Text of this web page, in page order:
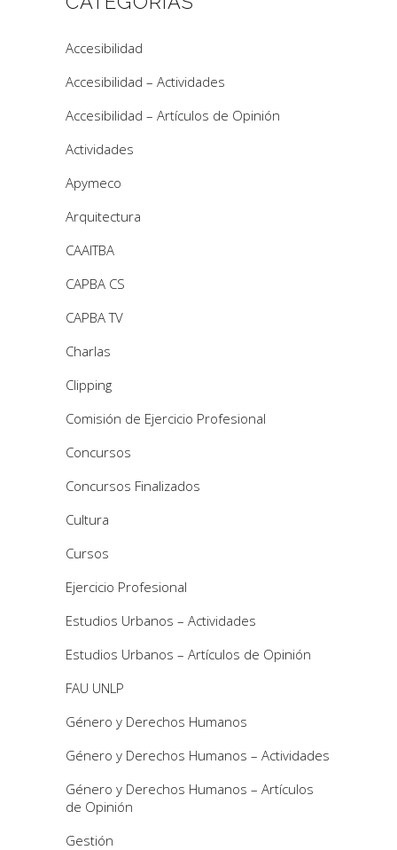
Accesibilidad
Accesibilidad – Actividades
Accesibilidad – Artículos de Opinión
Actividades
Apymeco
Arquitectura
CAAITBA
CAPBA CS
CAPBA TV
Charlas
Clipping
Comisión de Ejercicio Profesional
Concursos
Concursos Finalizados
Cultura
Cursos
Ejercicio Profesional
Estudios Urbanos – Actividades
Estudios Urbanos – Artículos de Opinión
FAU UNLP
Género y Derechos Humanos
Género y Derechos Humanos – Actividades
Género y Derechos Humanos – Artículos
de Opinión
Gestión